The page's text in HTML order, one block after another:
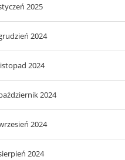
2025
2024
2024
2024
2024
2024